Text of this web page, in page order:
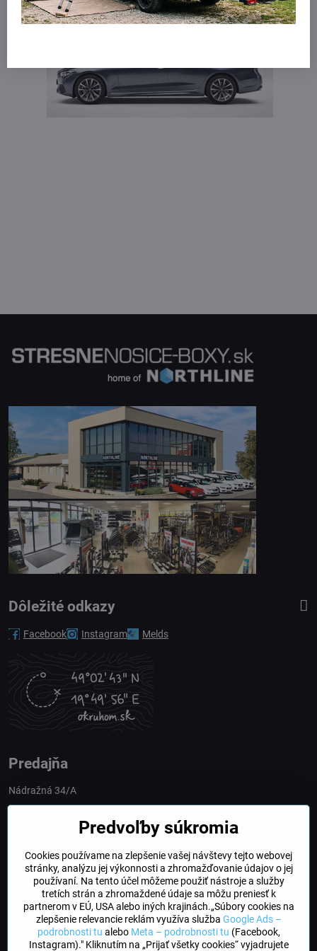
Dôležité odkazy
Facebook Instagram Melds
Predajňa
Nádražná 34/A
obchod​@northline​.sk
Otváracie hodiny
PO, UT, STR, ŠT: 9.00 - 17.00
PIA: 8.00 - 16.00
Predvoľby súkromia
Cookies používame na zlepšenie vašej návštevy tejto webovej
stránky, analýzu jej výkonnosti a zhromažďovanie údajov o jej
používaní. Na tento účel môžeme použiť nástroje a služby
tretích strán a zhromaždené údaje sa môžu preniesť k
partnerom v EÚ, USA alebo iných krajinách.„Súbory cookies na
zlepšenie relevancie reklám využíva služba Google Ads –
podrobnosti tu alebo Meta – podrobnosti tu (Facebook,
Instagram)." Kliknutím na „Prijať všetky cookies“ vyjadrujete